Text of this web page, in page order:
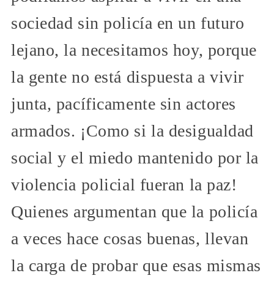
sociedad sin policía en un futuro
lejano, la necesitamos hoy, porque
la gente no está dispuesta a vivir
junta, pacíficamente sin actores
armados. ¡Como si la desigualdad
social y el miedo mantenido por la
violencia policial fueran la paz!
Quienes argumentan que la policía
a veces hace cosas buenas, llevan
la carga de probar que esas mismas